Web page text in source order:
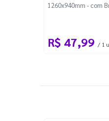
1260x940mm - com
R$ 47,99 / 1